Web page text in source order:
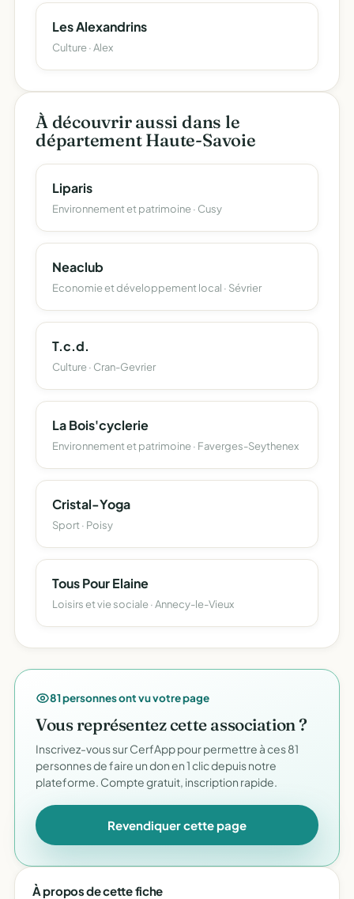
Les Alexandrins
Culture · Alex
À découvrir aussi dans le
département Haute-Savoie
Liparis
Environnement et patrimoine · Cusy
Neaclub
Economie et développement local · Sévrier
T.c.d.
Culture · Cran-Gevrier
La Bois'cyclerie
Environnement et patrimoine · Faverges-Seythenex
Cristal-Yoga
Sport · Poisy
Tous Pour Elaine
Loisirs et vie sociale · Annecy-le-Vieux
81 personnes ont vu votre page
Vous représentez cette association ?
Inscrivez-vous sur CerfApp pour permettre à ces 81
personnes de faire un don en 1 clic depuis notre
plateforme. Compte gratuit, inscription rapide.
Revendiquer cette page
À propos de cette fiche